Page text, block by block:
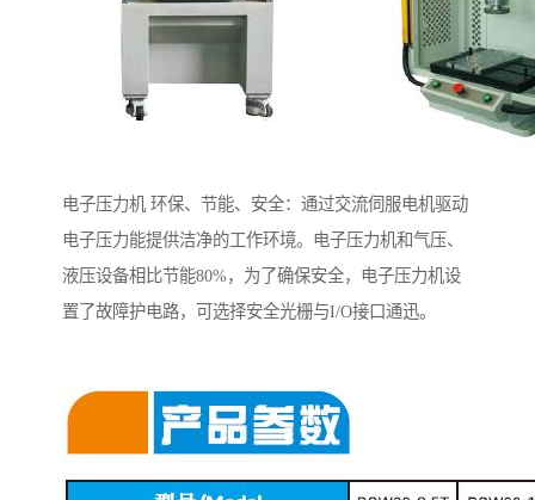
电子压力机 环保、节能、安全：通过交流伺服电机驱动
电子压力能提供洁净的工作环境。电子压力机和气压、
液压设备相比节能80%，为了确保安全，电子压力机设
置了故障护电路，可选择安全光栅与I/O接口通迅。